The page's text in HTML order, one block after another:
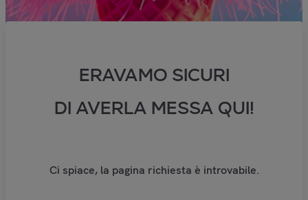
ERAVAMO SICURI
DI AVERLA MESSA QUI!
Ci spiace, la pagina richiesta è introvabile.